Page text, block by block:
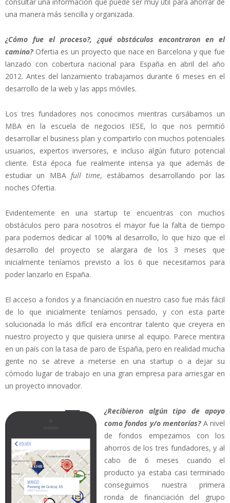
una manera más sencilla y organizada.
¿Cómo fue el proceso?, ¿qué obstáculos encontraron en el
camino? Ofertia es un proyecto que nace en Barcelona y que fue
lanzado con cobertura nacional para España en abril del año
2012. Antes del lanzamiento trabajamos durante 6 meses en el
desarrollo de la web y las apps móviles.
Los tres fundadores nos conocimos mientras cursábamos un
MBA en la escuela de negocios IESE, lo que nos permitió
desarrollar el business plan y compartirlo con muchos potenciales
usuarios, expertos inversores, e incluso algún futuro potencial
cliente. Esta época fue realmente intensa ya que además de
estudiar un MBAfull time, estábamos desarrollando por las
noches Ofertia.
Evidentemente en una startup te encuentras con muchos
obstáculos pero para nosotros el mayor fue la falta de tiempo
para podernos dedicar al 100% al desarrollo, lo que hizo que el
desarrollo del proyecto se alargara de los 3 meses que
inicialmente teníamos previsto a los 6 que necesitamos para
poder lanzarlo en España.
El acceso a fondos y a financiación en nuestro caso fue más fácil
de lo que inicialmente teníamos pensado, y con esta parte
solucionada lo más difícil era encontrar talento que creyera en
nuestro proyecto y que quisiera unirse al equipo. Parece mentira
en un país con la tasa de paro de España, pero en realidad mucha
gente no se atreve a meterse en una startup o a dejar su
cómodo lugar de trabajo en una gran empresa para arriesgar en
un proyecto innovador.
¿Recibieron algún tipo de apoyo
como fondos y/o mentorías? A nivel
de fondos empezamos con los
ahorros de los tres fundadores, y al
cabo de 6 meses cuando el
producto ya estaba casi terminado
conseguimos nuestra primera
ronda de financiación del grupo